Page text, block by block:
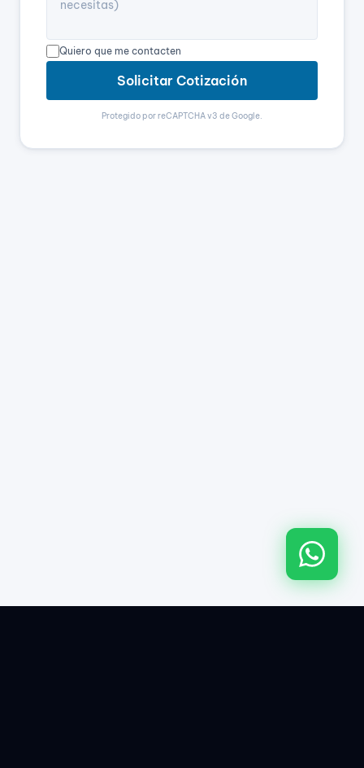
Quiero que me contacten
Solicitar Cotización
Protegido por reCAPTCHA v3 de Google.